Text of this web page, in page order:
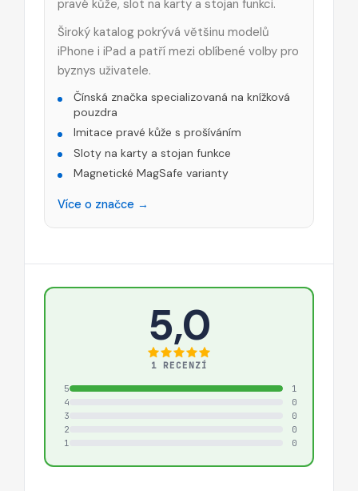
pravé kůže, slot na karty a stojan funkci.
Široký katalog pokrývá většinu modelů
iPhone i iPad a patří mezi oblíbené volby pro
byznys uživatele.
Čínská značka specializovaná na knížková
pouzdra
Imitace pravé kůže s prošíváním
Sloty na karty a stojan funkce
Magnetické MagSafe varianty
Více o značce →
5,0
1 RECENZÍ
5
1
4
0
3
0
2
0
1
0